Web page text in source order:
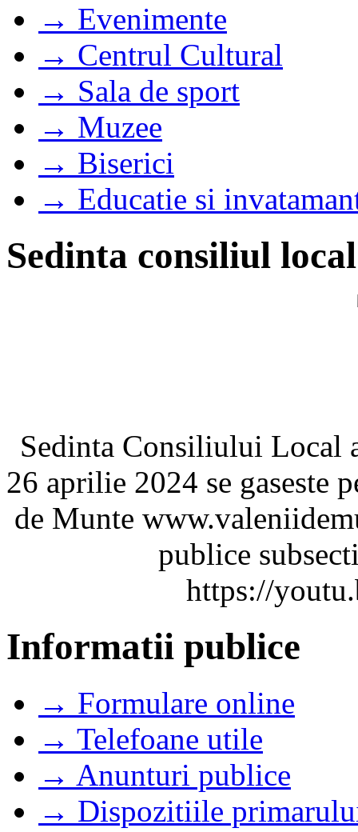
→ Evenimente
→ Centrul Cultural
→ Sala de sport
→ Muzee
→ Biserici
→ Educatie si
Sedinta consiliul
Sedinta Consiliului Local
26 aprilie 2024 se gaseste
de Munte
publice
https://
Informatii publice
→ Formulare online
→ Telefoane utile
→ Anunturi publice
→ Dispozitiile